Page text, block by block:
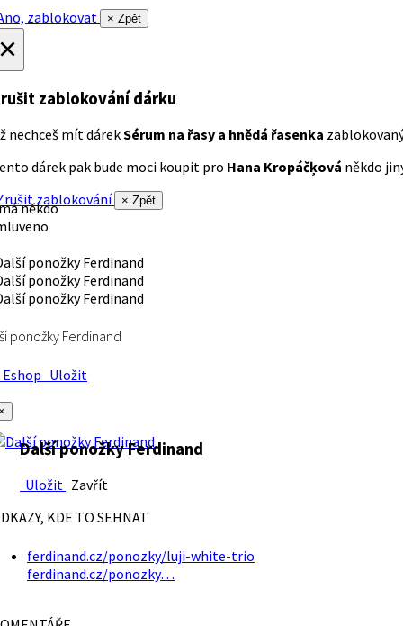
zablokovat
× Zpět
zablokování dárku
nechceš mít dárekSérum na řasy a hnědá řasenka
dárek pak bude moci koupit pro Hana Kropáčķová někdo
zablokování
× Zpět
někdo
ponožky Ferdinand
Uložit
Další ponožky Ferdinand
Uložit Zavřít
KDE TO SEHNAT
ferdinand.cz/ponozky/luji-white-trio
ferdinand.cz/ponozky…